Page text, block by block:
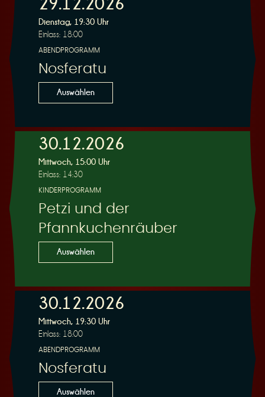
Dienstag, 19:30 Uhr
Einlass: 18:00
ABENDPROGRAMM
Nosferatu
Auswählen
30.12.2026
Mittwoch, 15:00 Uhr
Einlass: 14:30
KINDERPROGRAMM
Petzi und der
Pfannkuchenräuber
Auswählen
30.12.2026
Mittwoch, 19:30 Uhr
Einlass: 18:00
ABENDPROGRAMM
Nosferatu
Auswählen